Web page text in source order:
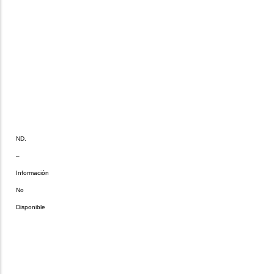
ND.
–
Información
No
Disponible